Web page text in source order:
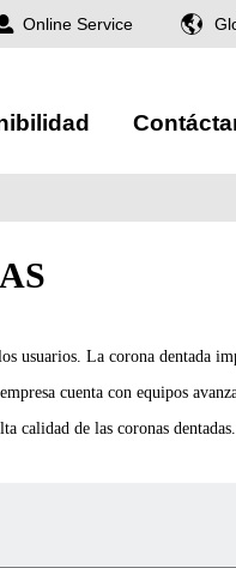
Online Service
usuarios. La corona dentada
cuenta con equipos
calidad de las coronas dentadas.